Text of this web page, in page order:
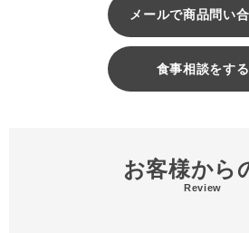
メールで商品問い
食事相談をする
お客様から
Review